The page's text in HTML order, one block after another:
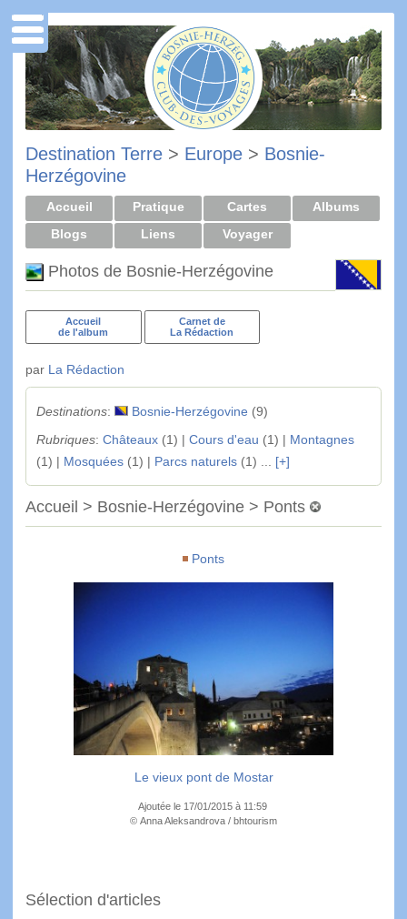
Destination Terre > Europe > Bosnie-
Herzégovine
Accueil Pratique Cartes
Albums
Blogs
Liens Voyager
Photos de Bosnie-Herzégovine
Accueil
de l'album
Carnet de
La Rédaction
par La Rédaction
Destinations: Bosnie-Herzégovine (9)
Rubriques: Châteaux(1) | Cours d'eau (1) | Montagnes
(1) | Mosquées(1) | Parcs naturels(1) ... [+]
Accueil > Bosnie-Herzégovine > Ponts
Ponts
Le vieux pont de Mostar
Ajoutée le 17/01/2015 à 11:59
© Anna Aleksandrova / bhtourism
Sélection d'articles